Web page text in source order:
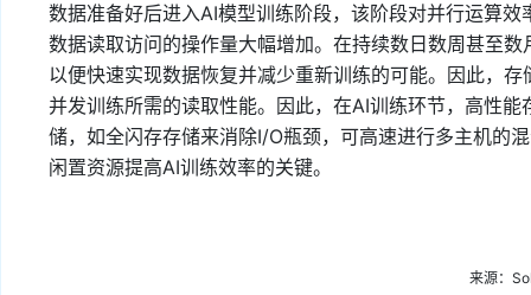
数据准备好后进入AI模型训练阶段，该阶段对并行运算
数据读取访问的操作量大幅增加。在持续数日数周甚至
以便快速实现数据恢复并减少重新训练的可能。因此，
并发训练所需的读取性能。因此，在AI训练环节，高性
储，如全闪存存储来消除I/O瓶颈，可高速进行多主机的
闲置资源提高AI训练效率的关键。
来源：